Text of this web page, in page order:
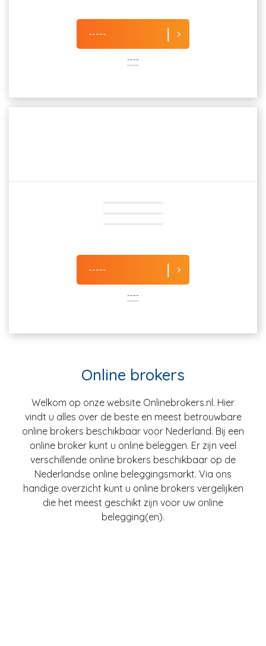
-----
----
-----
----
Online brokers
Welkom op onze website Onlinebrokers.nl. Hier
vindt u alles over de beste en meest betrouwbare
online brokers beschikbaar voor Nederland. Bij een
online broker kunt u online beleggen. Er zijn veel
verschillende online brokers beschikbaar op de
Nederlandse online beleggingsmarkt. Via ons
handige overzicht kunt u online brokers vergelijken
die het meest geschikt zijn voor uw online
belegging(en).